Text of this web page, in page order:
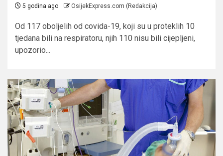
5 godina ago OsijekExpress.com (Redakcija)
Od 117 oboljelih od covida-19, koji su u proteklih 10
tjedana bili na respiratoru, njih 110 nisu bili cijepljeni,
upozorio...